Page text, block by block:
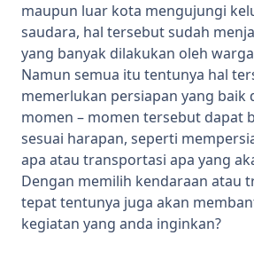
maupun luar kota mengujungi
saudara, hal tersebut sudah
yang banyak dilakukan oleh
Namun semua itu tentunya hal
memerlukan persiapan yang baik
momen – momen tersebut dapat
sesuai harapan, seperti
apa atau transportasi apa yang
Dengan memilih kendaraan atau
tepat tentunya juga akan
kegiatan yang anda inginkan?